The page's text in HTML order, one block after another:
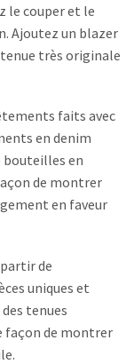
le couper et le
Ajoutez un blazer
très originale
faits avec
en denim
bouteilles en
de montrer
en faveur
de
uniques et
tenues
façon de montrer